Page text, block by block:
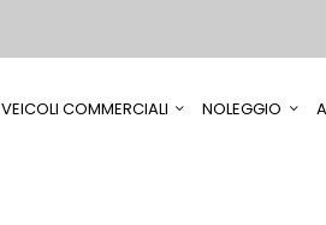
VEICOLI COMMERCIALI NOLEGGIO